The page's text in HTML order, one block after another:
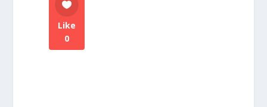
Like
0